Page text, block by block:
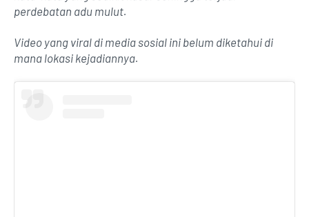
perdebatan adu mulut.
Video yang viral di media sosial ini belum diketahui di
mana lokasi kejadiannya.